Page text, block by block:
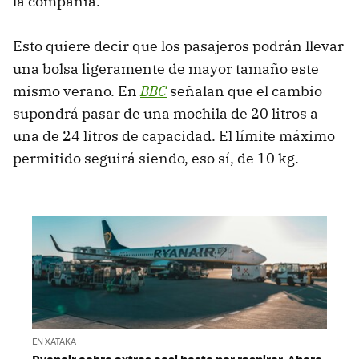
Esto quiere decir que los pasajeros podrán llevar
una bolsa ligeramente de mayor tamaño este
mismo verano. EnBBCseñalan que el cambio
supondrá pasar de una mochila de 20 litros a
una de 24 litros de capacidad. El límite máximo
permitido seguirá siendo, eso sí, de 10 kg.
EN XATAKA